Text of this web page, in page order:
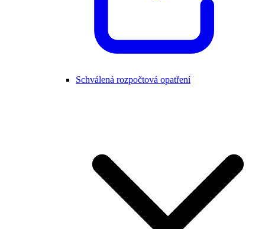
Schválená rozpočtová opatření